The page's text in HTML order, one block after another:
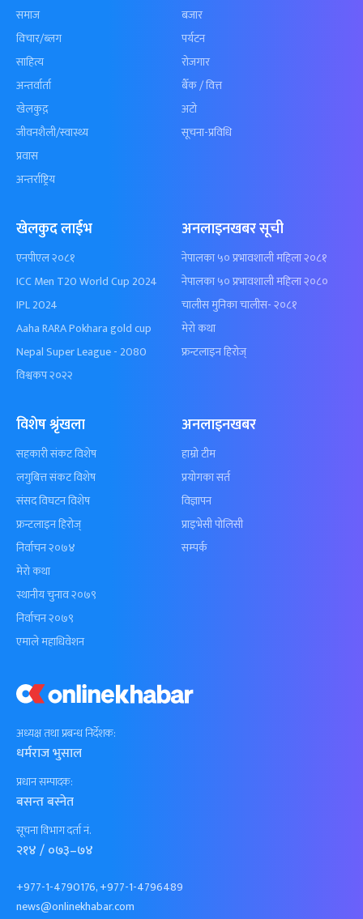
अध्यक्ष तथा प्रबन्ध निर्देशक:
धर्मराज भुसाल
प्रधान सम्पादक:
बसन्त बस्नेत
सूचना विभाग दर्ता नं.
२१४ / ०७३–७४
+977-1-4790176, +977-1-4796489
news@onlinekhabar.com
समाज
विचार/ब्लग
साहित्य
अन्तर्वार्ता
खेलकुद़़
जीवनशैली/स्वास्थ्य
प्रवास
अन्तर्राष्ट्रिय
बजार
पर्यटन
रोजगार
बैँक / वित्त
अटो
सूचना-प्रविधि
खेलकुद लाईभ
एनपीएल २०८१
ICC Men T20 World Cup 2024
IPL 2024
Aaha RARA Pokhara gold cup
Nepal Super League - 2080
विश्वकप २०२२
अनलाइनखबर सूची
नेपालका ५० प्रभावशाली महिला २०८१
नेपालका ५० प्रभावशाली महिला २०८०
चालीस मुनिका चालीस- २०८१
मेरो कथा
फ्रन्टलाइन हिरोज्
विशेष श्रृंखला
सहकारी संकट विशेष
लगुबित्त संकट विशेष
संसद विघटन विशेष
फ्रन्टलाइन हिरोज्
निर्वाचन २०७४
मेरो कथा
स्थानीय चुनाव २०७९
निर्वाचन २०७९
एमाले महाधिवेशन
अनलाइनखबर
हाम्रो टीम
प्रयोगका सर्त
विज्ञापन
प्राइभेसी पोलिसी
सम्पर्क